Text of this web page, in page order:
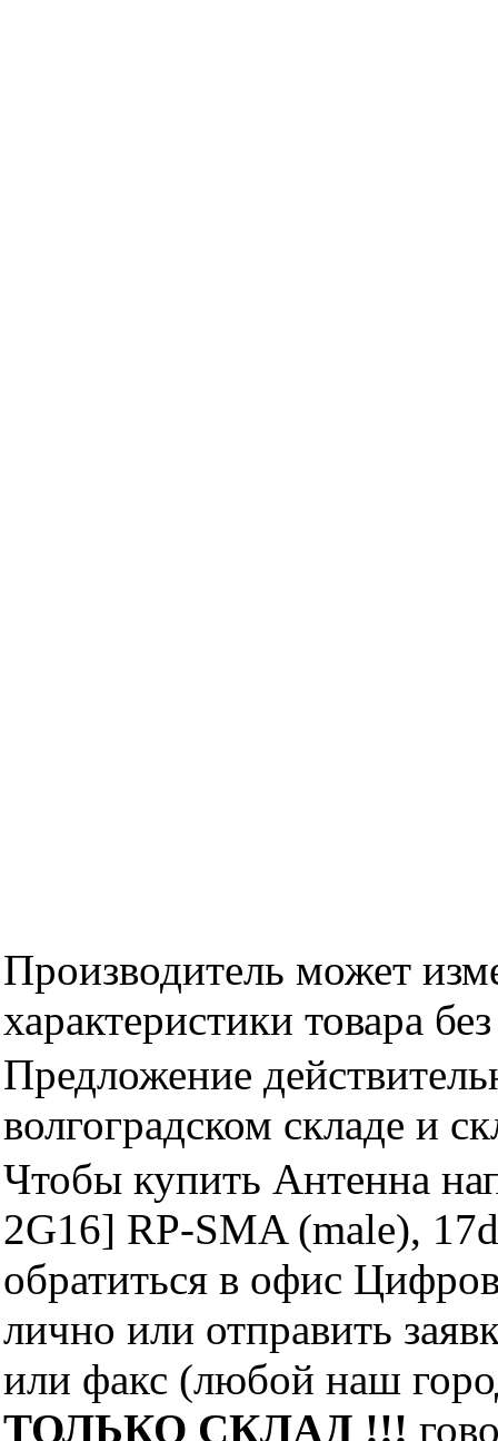
Производитель может
характеристики товара
Предложение
волгоградском складе и
Чтобы купить Антенна
2G16] RP-SMA (male),
обратиться в офис
лично или отправить
или факс (любой наш
ТОЛЬКО СКЛАД !!!